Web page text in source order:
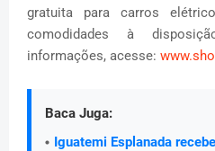
gratuita para carros
comodidades à
informações, acesse:
Baca Juga:
Iguatemi Esplanada